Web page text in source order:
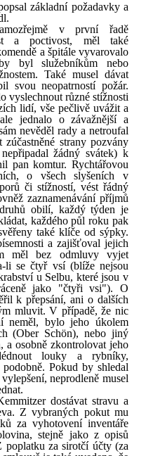
základní požadavky a
v první řadě
a poctivost, měl také
a špitále vyvarovalo
byl služebníkům nebo
Také musel dávat
svou neopatrností požár.
vyslechnout různé stížnosti
lidí, vše pečlivě uvážit a
jednalo o závažnější a
nevěděl rady a netroufal
strany pozvány
žádný svátek) k
pan komtur. Rychtářovou
o všech slyšeních v
či stížností, vést řádný
zaznamenávání příjmů
obilí, každý týden je
každého půl roku pak
také klíče od sýpky.
a zajišťoval jejich
měl bez odmluvy vyjet
li se čtyř vsí (blíže nejsou
u Selbu, které jsou v
jako "čtyři vsi"). O
k přepsání, ani o dalších
mluvit. V případě, že nic
neměl, bylo jeho úkolem
(Ober Schön), nebo jiný
a osobně zkontrolovat jeho
louky a rybníky,
Pokud by shledal
neprodleně musel
dostávat stravu a
Z vybraných pokut mu
za vyhotovení inventáře
stejně jako z opisů
poplatku za sirotčí účty (za